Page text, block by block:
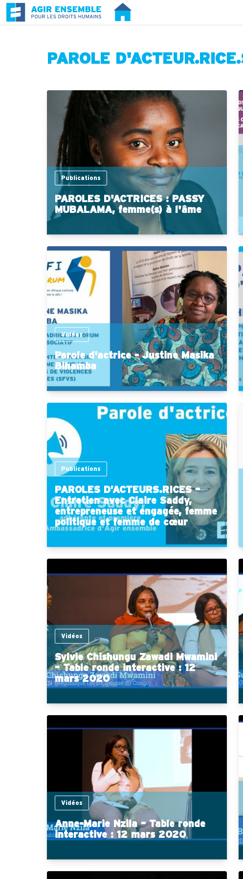
PAROLE
Publications
PAROLES D'ACTRICES : PASSY
MUBALAMA, femme(s) à l'âme
Vidéos
Parole d'actrice - Justine Masika
Bihamba
Publications
PAROLES D’ACTEURS.RICES –
Entretien avec Claire Saddy,
entrepreneuse et engagée, femme
politique et femme de cœur
Vidéos
Sylvie Chishungu Zawadi Mwamini
– Table ronde interactive : 12
mars 2020
Vidéos
Anne-Marie Nzila – Table ronde
interactive : 12 mars 2020